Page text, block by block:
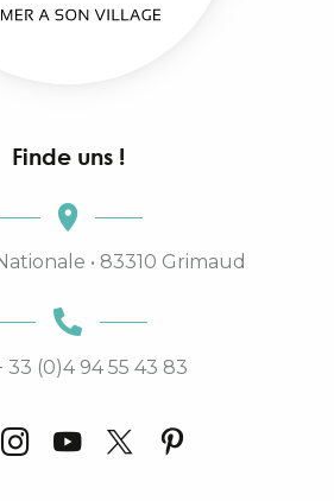
Finde uns !
• 83310 Grimaud
33 (0)4 94 55 43 83